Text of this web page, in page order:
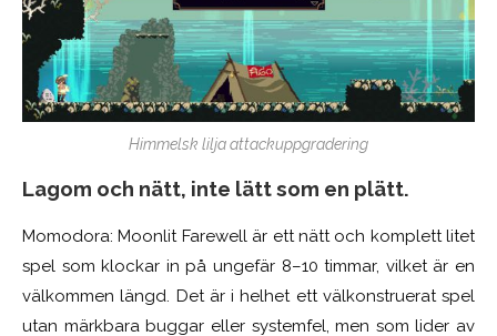
Himmelsk lilja attackuppgradering
Lagom och nätt, inte lätt som en plätt.
Momodora: Moonlit Farewell är ett nätt och komplett litet
spel som klockar in på ungefär 8–10 timmar, vilket är en
välkommen längd. Det är i helhet ett välkonstruerat spel
utan märkbara buggar eller systemfel, men som lider av